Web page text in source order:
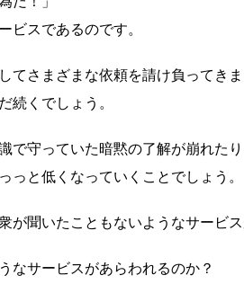
ビスであるのです。
てさまざまな依頼を請け負ってきま
続くでしょう。
で守っていた暗黙の了解が崩れたり
っと低くなっていくことでしょう。
が聞いたこともないようなサービ
なサービスがあらわれるのか？